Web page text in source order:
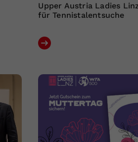
Upper Austria Ladies
für Tennistalentsuche